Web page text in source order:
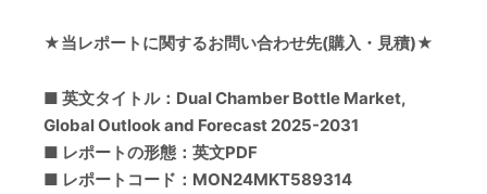
★当レポートに関するお問い合わせ先(購入・見積)★
■ 英文タイトル：Dual Chamber Bottle Market,
Global Outlook and Forecast 2025-2031
■ レポートの形態：英文PDF
■ レポートコード：MON24MKT589314